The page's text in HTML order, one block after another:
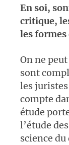
En soi,
critique,
les
On ne
sont
les
compte
étude
l’étude
science